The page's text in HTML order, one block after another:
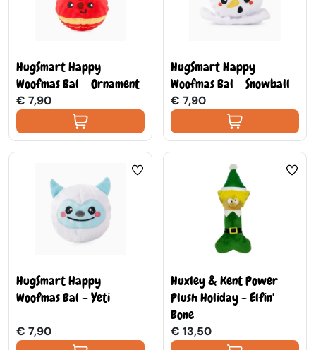
HugSmart Happy
Woofmas Bal – Ornament
€ 7,90
HugSmart Happy
Woofmas Bal – Snowball
€ 7,90
HugSmart Happy
Woofmas Bal – Yeti
€ 7,90
Huxley & Kent Power
Plush Holiday - Elfin'
Bone
€ 13,50